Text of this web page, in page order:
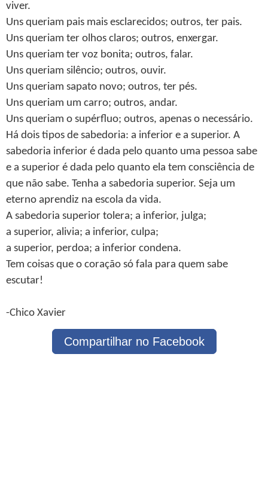
viver.
Uns queriam pais mais esclarecidos; outros, ter pais.
Uns queriam ter olhos claros; outros, enxergar.
Uns queriam ter voz bonita; outros, falar.
Uns queriam silêncio; outros, ouvir.
Uns queriam sapato novo; outros, ter pés.
Uns queriam um carro; outros, andar.
Uns queriam o supérfluo; outros, apenas o necessário.
Há dois tipos de sabedoria: a inferior e a superior. A
sabedoria inferior é dada pelo quanto uma pessoa sabe
e a superior é dada pelo quanto ela tem consciência de
que não sabe. Tenha a sabedoria superior. Seja um
eterno aprendiz na escola da vida.
A sabedoria superior tolera; a inferior, julga;
a superior, alivia; a inferior, culpa;
a superior, perdoa; a inferior condena.
Tem coisas que o coração só fala para quem sabe
escutar!
-Chico Xavier
Compartilhar no Facebook